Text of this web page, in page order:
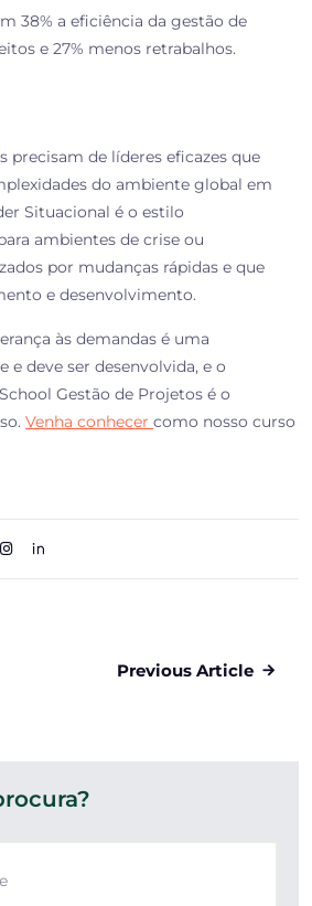
38% a eficiência da gestão de
e 27% menos retrabalhos.
precisam de líderes eficazes que
do ambiente global em
Situacional é o estilo
ambientes de crise ou
por mudanças rápidas e que
e desenvolvimento.
às demandas é uma
e deve ser desenvolvida, e o
Gestão de Projetos é o
Venha conhecer como nosso curso
Previous Article